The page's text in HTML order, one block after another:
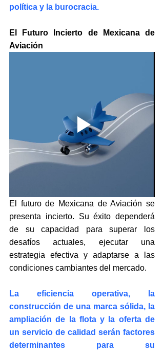
política y la burocracia.
El Futuro Incierto de Mexicana de
Aviación
El futuro de Mexicana de Aviación se
presenta incierto. Su éxito dependerá
de su capacidad para superar los
desafíos actuales, ejecutar una
estrategia efectiva y adaptarse a las
condiciones cambiantes del mercado.
La eficiencia operativa, la
construcción de una marca sólida, la
ampliación de la flota y la oferta de
un servicio de calidad serán factores
determinantes para su